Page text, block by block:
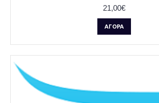
21,00€
ΑΓΟΡΆ